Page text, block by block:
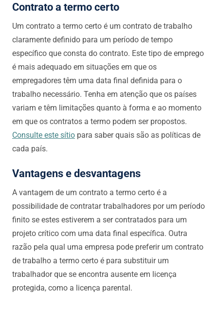
Contrato a termo certo
Um contrato a termo certo é um contrato de trabalho
claramente definido para um período de tempo
específico que consta do contrato. Este tipo de emprego
é mais adequado em situações em que os
empregadores têm uma data final definida para o
trabalho necessário. Tenha em atenção que os países
variam e têm limitações quanto à forma e ao momento
em que os contratos a termo podem ser propostos.
Consulte este sítio para saber quais são as políticas de
cada país.
Vantagens e desvantagens
A vantagem de um contrato a termo certo é a
possibilidade de contratar trabalhadores por um período
finito se estes estiverem a ser contratados para um
projeto crítico com uma data final específica. Outra
razão pela qual uma empresa pode preferir um contrato
de trabalho a termo certo é para substituir um
trabalhador que se encontra ausente em licença
protegida, como a licença parental.